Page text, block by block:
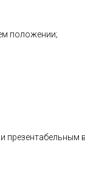
положении;
презентабельным